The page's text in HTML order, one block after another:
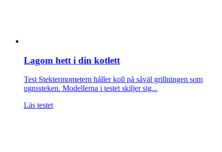
Lagom hett i din kotlett
Test Stektermometern håller koll på såväl grillningen som
ugnssteken. Modellerna i testet skiljer sig...
Läs testet